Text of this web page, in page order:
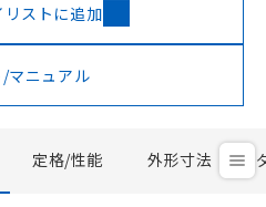
リストに追加
マニュアル
定格/性能 外形寸法